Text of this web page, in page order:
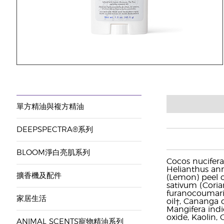
單方精油與複方精油
DEEPSPECTRA®系列
BLOOM淨白亮肌系列
擴香機及配件
家居生活
ANIMAL SCENTS寵物精油系列
Cocos
Helianthus
(Lemon) peel
sativum
oil†, Cananga
Mangifera
oxide, Kaolin,